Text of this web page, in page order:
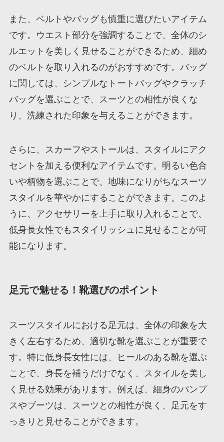
また、ベルトやバッグも慎重に選びたいアイテム
です。ウエスト部分を強調することで、全体のシ
ルエットを美しく見せることができるため、細め
のベルトを取り入れるのがおすすめです。バッグ
に関しては、シンプルなトートバッグやクラッチ
バッグを選ぶことで、スーツとの相性が良くな
り、洗練された印象を与えることができます。
さらに、スカーフやストールは、スタイルにアク
セントを加える便利なアイテムです。明るい色合
いや柄物を選ぶことで、地味になりがちなスーツ
スタイルを華やかにすることができます。このよ
うに、アクセサリーを上手に取り入れることで、
低身長女性でもスタイリッシュに見せることが可
能になります。
足元で魅せる！靴選びのポイント
スーツスタイルにおける足元は、全体の印象を大
きく左右するため、適切な靴を選ぶことが重要で
す。特に低身長女性には、ヒールのある靴を選ぶ
ことで、身長を補うだけでなく、スタイルを美し
く見せる効果があります。例えば、細身のパンプ
スやブーツは、スーツとの相性が良く、足元をす
っきりと見せることができます。